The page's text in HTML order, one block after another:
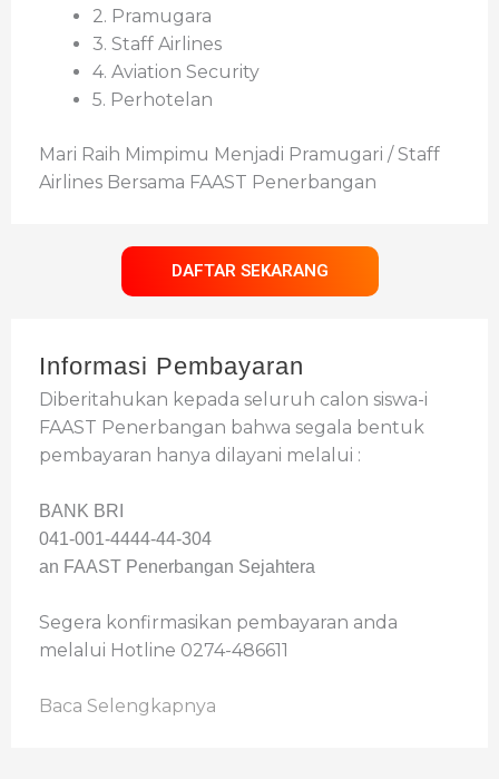
2. Pramugara
3. Staff Airlines
4. Aviation Security
5. Perhotelan
Mari Raih Mimpimu Menjadi Pramugari / Staff
Airlines Bersama FAAST Penerbangan
DAFTAR SEKARANG
Informasi Pembayaran
Diberitahukan kepada seluruh calon siswa-i
FAAST Penerbangan bahwa segala bentuk
pembayaran hanya dilayani melalui :
BANK BRI
041-001-4444-44-304
an FAAST Penerbangan Sejahtera
Segera konfirmasikan pembayaran anda
melalui Hotline 0274-486611
Baca Selengkapnya